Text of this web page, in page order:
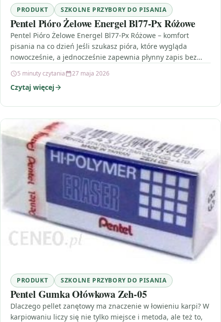
PRODUKT SZKOLNE PRZYBORY DO PISANIA
Pentel Pióro Żelowe Energel Bl77-Px Różowe
Pentel Pióro Żelowe Energel Bl77-Px Różowe – komfort
pisania na co dzień Jeśli szukasz pióra, które wygląda
nowocześnie, a jednocześnie zapewnia płynny zapis bez…
5 minuty czytania 27 maja 2026
Czytaj więcej
PRODUKT SZKOLNE PRZYBORY DO PISANIA
Pentel Gumka Ołówkowa Zeh-05
Dlaczego pellet zanętowy ma znaczenie w łowieniu karpi? W
karpiowaniu liczy się nie tylko miejsce i metoda, ale też to,